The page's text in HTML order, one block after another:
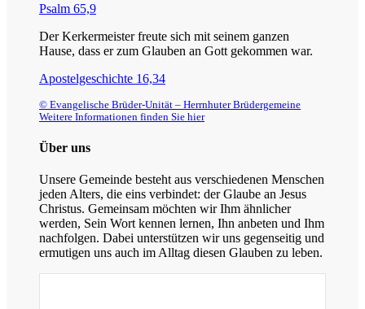
Psalm 65,9
Der Kerkermeister freute sich mit seinem ganzen
Hause, dass er zum Glauben an Gott gekommen war.
Apostelgeschichte 16,34
© Evangelische Brüder-Unität – Herrnhuter Brüdergemeine
Weitere Informationen finden Sie hier
Über uns
Unsere Gemeinde besteht aus verschiedenen Menschen
jeden Alters, die eins verbindet: der Glaube an Jesus
Christus. Gemeinsam möchten wir Ihm ähnlicher
werden, Sein Wort kennen lernen, Ihn anbeten und Ihm
nachfolgen. Dabei unterstützen wir uns gegenseitig und
ermutigen uns auch im Alltag diesen Glauben zu leben.